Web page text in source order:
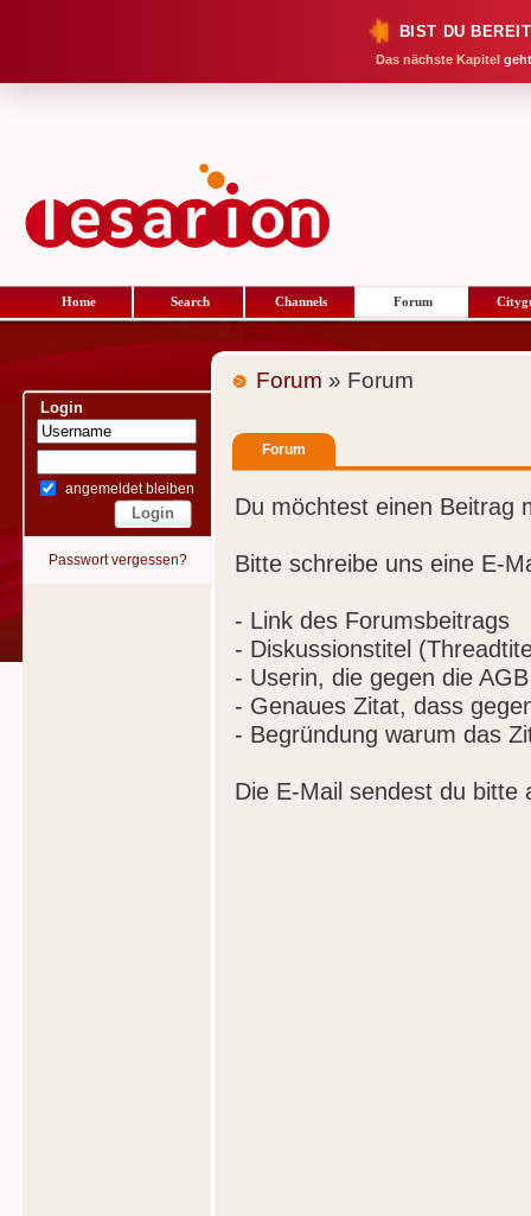
BIST DU
Das nächste Kapitel
Home Search Channels Forum
Login
angemeldet bleiben
Passwort vergessen?
Forum » Forum
Forum
Du möchtest einen Beitrag
Bitte schreibe uns eine E-
- Link des Forumsbeitrags
- Diskussionstitel
- Userin, die gegen die
- Genaues Zitat, dass
- Begründung warum das
Die E-Mail sendest du bitte